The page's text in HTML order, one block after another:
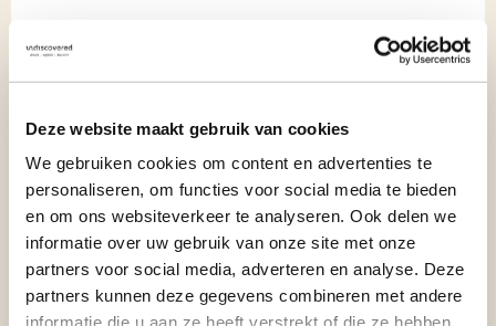
Deze website maakt gebruik van cookies
We gebruiken cookies om content en advertenties te
personaliseren, om functies voor social media te bieden
en om ons websiteverkeer te analyseren. Ook delen we
informatie over uw gebruik van onze site met onze
partners voor social media, adverteren en analyse. Deze
partners kunnen deze gegevens combineren met andere
informatie die u aan ze heeft verstrekt of die ze hebben
hele jaar. Overdag kunnen de temperaturen oplopen tot boven
de 30°C, terwijl de nachten iets koeler zijn. Omdat het
overdagdoorgaans erg warmis, is het slim om je bezoek aan
Polonnaruwa in de ochtend te plannen.
BESTE REISTIJD VOOR POLONNARUWA
De droge periode van april tot september is de beste tijd om